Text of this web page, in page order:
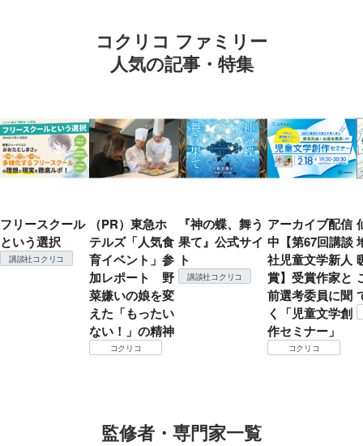
コクリコ ファミリー
人気の記事・特集
フリースクール
という選択
講談社コクリコ
（PR）東急ホ
テルズ「人気食
育イベント」参
加レポート 野
菜嫌いの娘を変
えた「もったい
ない！」の精神
コクリコ
『神の蝶、舞う
果て』公式サイ
ト
講談社コクリコ
アーカイブ配信
中【第67回講談
社児童文学新人
賞】受賞作家と
前選考委員に聞
く「児童文学創
作セミナー」
コクリコ
監修者・専門家一覧